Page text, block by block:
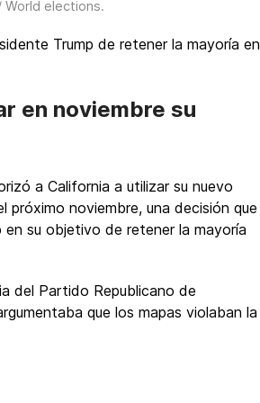
World elections.
Trump de retener la mayoría en
en noviembre su
a California a utilizar su nuevo
noviembre, una decisión que
su objetivo de retener la mayoría
del Partido Republicano de
que los mapas violaban la